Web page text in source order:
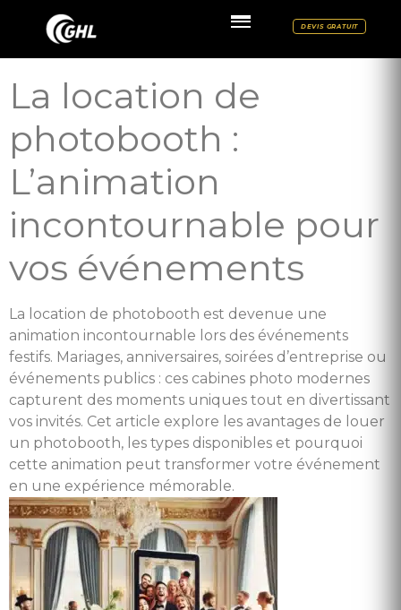
DEVIS GRATUIT
La location de
photobooth :
L’animation
incontournable pour
vos événements
La location de photobooth est devenue une
animation incontournable lors des événements
festifs. Mariages, anniversaires, soirées d’entreprise ou
événements publics : ces cabines photo modernes
capturent des moments uniques tout en divertissant
vos invités. Cet article explore les avantages de louer
un photobooth, les types disponibles et pourquoi
cette animation peut transformer votre événement
en une expérience mémorable.